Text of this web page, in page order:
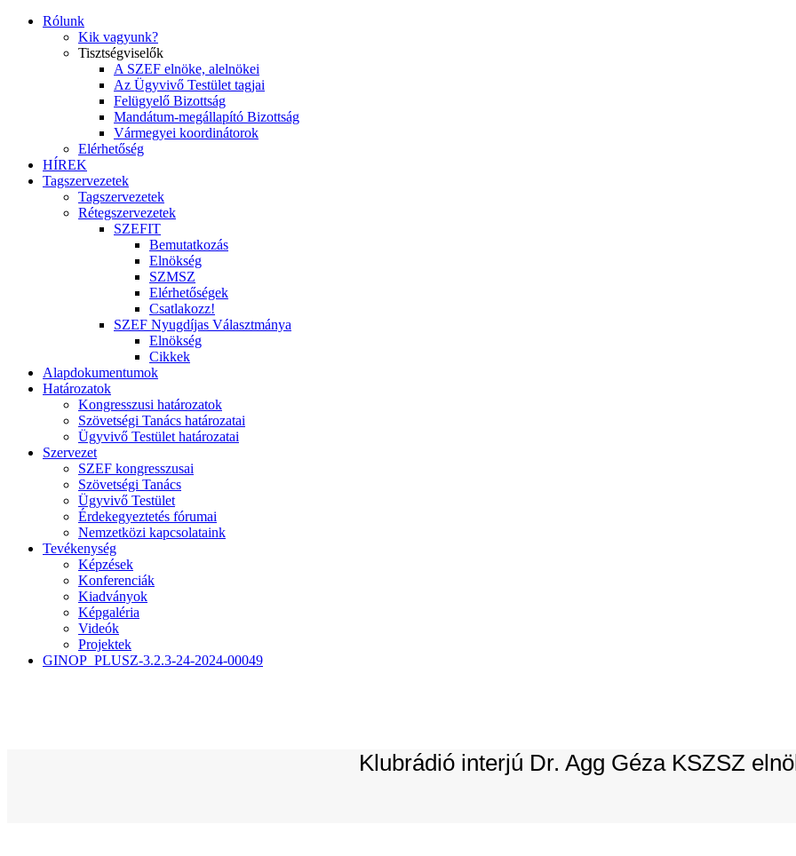
Rólunk
Kik vagyunk?
Tisztségviselők
A SZEF elnöke, alelnökei
Az Ügyvivő Testület tagjai
Felügyelő Bizottság
Mandátum-megállapító Bizottság
Vármegyei koordinátorok
Elérhetőség
HÍREK
Tagszervezetek
Tagszervezetek
Rétegszervezetek
SZEFIT
Bemutatkozás
Elnökség
SZMSZ
Elérhetőségek
Csatlakozz!
SZEF Nyugdíjas Választmánya
Elnökség
Cikkek
Alapdokumentumok
Határozatok
Kongresszusi határozatok
Szövetségi Tanács határozatai
Ügyvivő Testület határozatai
Szervezet
SZEF kongresszusai
Szövetségi Tanács
Ügyvivő Testület
Érdekegyeztetés fórumai
Nemzetközi kapcsolataink
Tevékenység
Képzések
Konferenciák
Kiadványok
Képgaléria
Videók
Projektek
GINOP_PLUSZ-3.2.3-24-2024-00049
Klubrádió interjú Dr. Agg Géza KSZSZ